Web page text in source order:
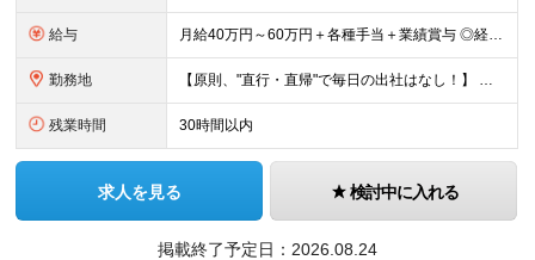
給与 月給40万円～60万円＋各種手当＋業績賞与 ◎経験や能力等を考慮し、優遇いたします！ ◎成果により業績賞与を年2回支給します！ 上記月給には、固定残業代として 「60,800円～95,000円（28
勤務地 【原則、"直行・直帰"で毎日の出社はなし！】 東京・埼玉・千葉・神奈川などを中心とした 周辺エリアの現場に「直行・直帰」となります！ ■関東第一第二支部 埼玉県八潮市大字二丁目1142-2 ◎最寄り
残業時間 30時間以内
求人を見る 検討中に入れる
掲載終了予定日： 2026.08.24